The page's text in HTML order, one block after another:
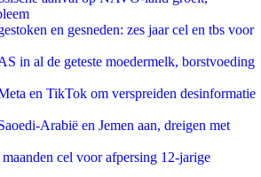
en gesneden: zes jaar cel en tbs voor
in al de geteste moedermelk, borstvoeding
en TikTok om verspreiden desinformatie
Arabië en Jemen aan, dreigen met
cel voor afpersing 12-jarige